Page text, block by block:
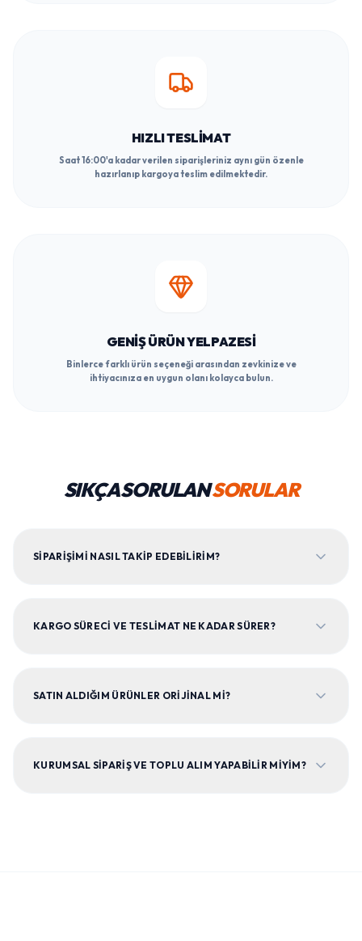
HIZLI TESLIMAT
Saat 16:00'a kadar verilen siparişleriniz aynı gün özenle
hazırlanıp kargoya teslim edilmektedir.
GENIŞ ÜRÜN YELPAZESI
Binlerce farklı ürün seçeneği arasından zevkinize ve
ihtiyacınıza en uygun olanı kolayca bulun.
SIKÇA SORULANSORULAR
SIPARIŞIMI NASIL TAKIP EDEBILIRIM?
KARGO SÜRECI VE TESLIMAT NE KADAR SÜRER?
SATIN ALDIĞIM ÜRÜNLER ORIJINAL MI?
KURUMSAL SIPARIŞ VE TOPLU ALIM YAPABILIR MIYIM?